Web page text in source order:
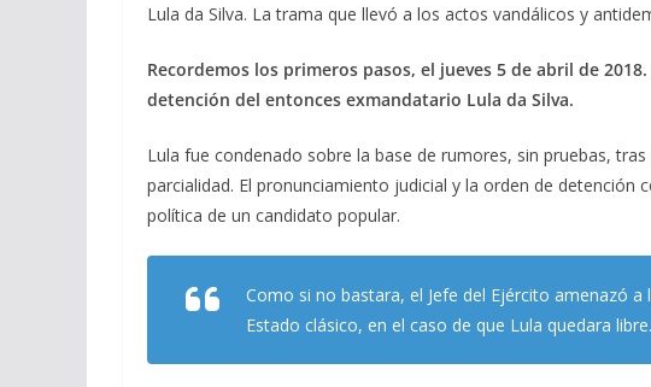
Lula da Silva. La trama que llevó a los actos vandálicos y
Recordemos los primeros pasos, el jueves 5 de abril de
detención del entonces exmandatario Lula da Silva.
Lula fue condenado sobre la base de rumores, sin pruebas,
parcialidad. El pronunciamiento judicial y la orden de detención
política de un candidato popular.
Como si no bastara, el Jefe del Ejército amenazó
Estado clásico, en el caso de que Lula quedara libre.